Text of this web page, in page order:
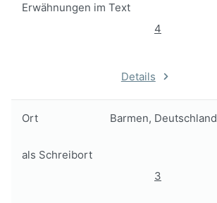
Erwähnungen im Text
4
Details
Ort Barmen, Deutschland
als Schreibort
3